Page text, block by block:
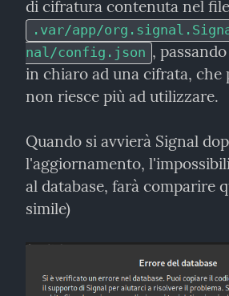
.var/app/
nal/config.json ,
in chiaro ad una cifrata, che
non riesce più ad utilizzare.
Quando si avvierà Signal
l'aggiornamento,
al database, farà comparire
simile)